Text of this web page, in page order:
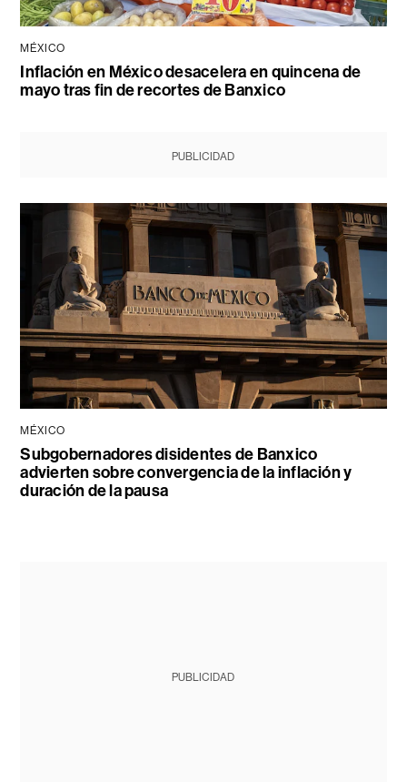
MÉXICO
Inflación en México desacelera en quincena de
mayo tras fin de recortes de Banxico
PUBLICIDAD
MÉXICO
Subgobernadores disidentes de Banxico
advierten sobre convergencia de la inflación y
duración de la pausa
PUBLICIDAD